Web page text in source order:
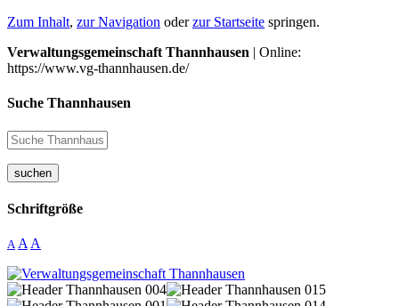
Zum Inhalt, zur Navigation oderzur Startseite springen.
Verwaltungsgemeinschaft Thannhausen | Online:
https://www.vg-thannhausen.de/
Suche Thannhausen
suchen
Schriftgröße
A A A